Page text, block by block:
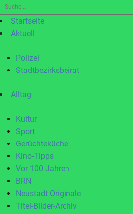
Suche
nach:Startseite
Aktuell
Polizei
Stadtbezirksbeirat
Alltag
Kultur
Sport
Gerüchteküche
Kino-Tipps
Vor 100 Jahren
BRN
Neustadt Originale
Titel-Bilder-Archiv